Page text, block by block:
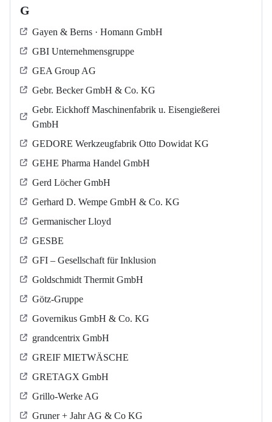
G
Gayen & Berns · Homann GmbH
GBI Unternehmensgruppe
GEA Group AG
Gebr. Becker GmbH & Co. KG
Gebr. Eickhoff Maschinenfabrik u. Eisengießerei
GmbH
GEDORE Werkzeugfabrik Otto Dowidat KG
GEHE Pharma Handel GmbH
Gerd Löcher GmbH
Gerhard D. Wempe GmbH & Co. KG
Germanischer Lloyd
GESBE
GFI – Gesellschaft für Inklusion
Goldschmidt Thermit GmbH
Götz-Gruppe
Governikus GmbH & Co. KG
grandcentrix GmbH
GREIF MIETWÄSCHE
GRETAGX GmbH
Grillo-Werke AG
Gruner + Jahr AG & Co KG